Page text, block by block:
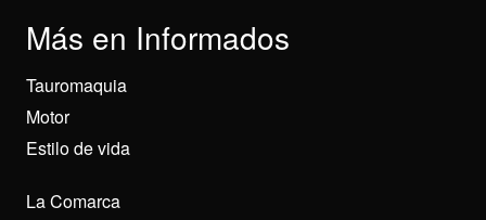
Más en Informados
Tauromaquia
Motor
Estilo de vida
La Comarca